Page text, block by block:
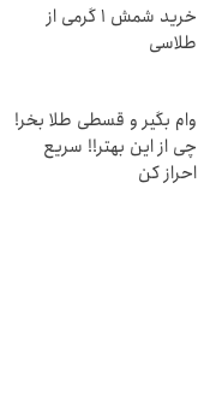
خرید شمش 1 گرمی از
طلاسی
وام بگیر و قسطی طلا بخر!
چی از این بهتر!! سریع
احراز کن